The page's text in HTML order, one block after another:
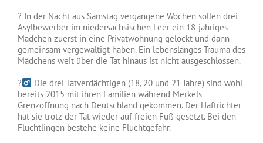
? In der Nacht aus Samstag vergangene Wochen sollen drei
Asylbewerber im niedersächsischen Leer ein 18-jähriges
Mädchen zuerst in eine Privatwohnung gelockt und dann
gemeinsam vergewaltigt haben. Ein lebenslanges Trauma des
Mädchens weit über die Tat hinaus ist nicht ausgeschlossen.
?‍
Die drei Tatverdächtigen (18, 20 und 21 Jahre) sind wohl
bereits 2015 mit ihren Familien während Merkels
Grenzöffnung nach Deutschland gekommen. Der Haftrichter
hat sie trotz der Tat wieder auf freien Fuß gesetzt. Bei den
Flüchtlingen bestehe keine Fluchtgefahr.